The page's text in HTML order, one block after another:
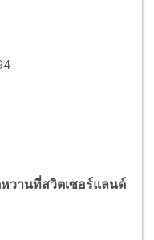
วานที่สวิตเซอร์แลนด์